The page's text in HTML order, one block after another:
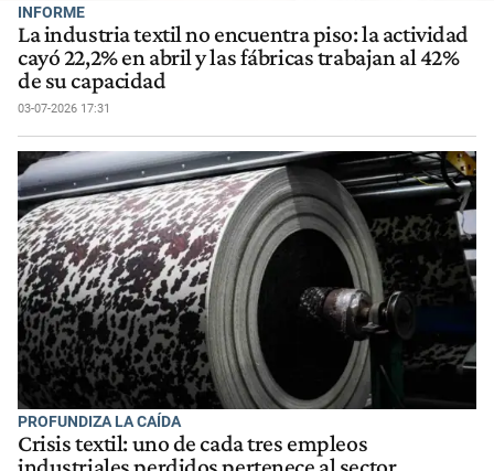
INFORME
La industria textil no encuentra piso: la actividad
cayó 22,2% en abril y las fábricas trabajan al 42%
de su capacidad
03-07-2026 17:31
PROFUNDIZA LA CAÍDA
Crisis textil: uno de cada tres empleos